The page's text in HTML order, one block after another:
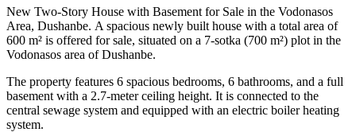
New Two-Story House with Basement for Sale in the Vodonasos
Area, Dushanbe. A spacious newly built house with a total area of
600 m² is offered for sale, situated on a 7-sotka (700 m²) plot in the
Vodonasos area of Dushanbe.
The property features 6 spacious bedrooms, 6 bathrooms, and a full
basement with a 2.7-meter ceiling height. It is connected to the
central sewage system and equipped with an electric boiler heating
system.